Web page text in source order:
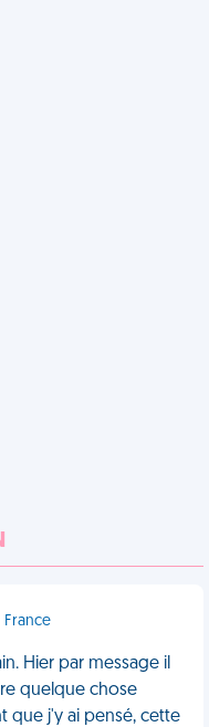
Hier par message il
quelque chose
que j'y ai pensé, cette